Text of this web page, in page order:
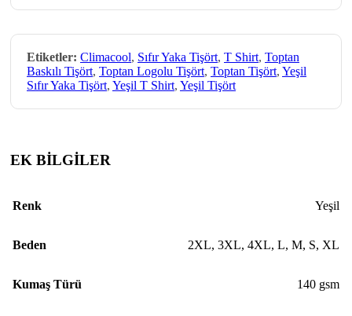
Etiketler: Climacool, Sıfır Yaka Tişört, T Shirt, Toptan
Baskılı Tişört, Toptan Logolu Tişört, Toptan Tişört, Yeşil
Sıfır Yaka Tişört, Yeşil T Shirt, Yeşil Tişört
EK BİLGİLER
Renk Yeşil
Beden 2XL, 3XL, 4XL, L, M, S, XL
Kumaş Türü 140 gsm